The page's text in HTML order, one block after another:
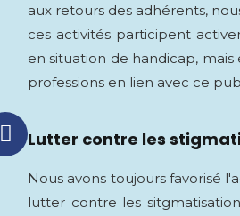
aux retours des adhérents,
ces activités participent
en situation de handicap,
professions en lien avec ce
Lutter contre les
Nous avons toujours favorisé
lutter contre les